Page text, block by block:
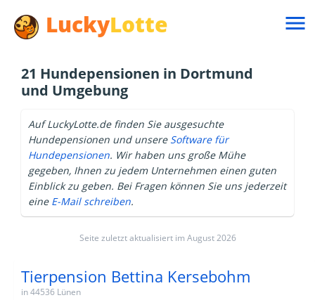
LuckyLotte 
21 Hundepensionen in Dortmund
und Umgebung
Auf LuckyLotte.de finden Sie ausgesuchte
Hundepensionen und unsere Software für
Hundepensionen. Wir haben uns große Mühe
gegeben, Ihnen zu jedem Unternehmen einen guten
Einblick zu geben. Bei Fragen können Sie uns jederzeit
eine E-Mail schreiben.
Seite zuletzt aktualisiert im August 2026
Tierpension Bettina Kersebohm
in 44536 Lünen